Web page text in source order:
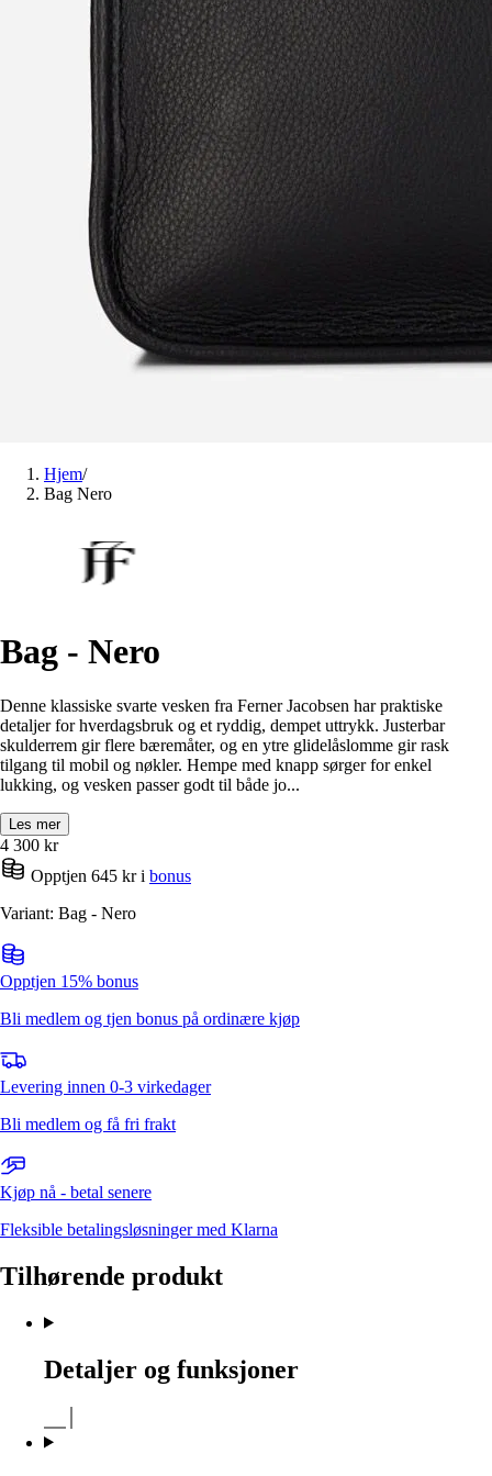
Hjem/
Bag Nero
Bag - Nero
Denne klassiske svarte vesken fra Ferner Jacobsen har praktiske
detaljer for hverdagsbruk og et ryddig, dempet uttrykk. Justerbar
skulderrem gir flere bæremåter, og en ytre glidelåslomme gir rask
tilgang til mobil og nøkler. Hempe med knapp sørger for enkel
lukking, og vesken passer godt til både jo...
Les mer
4 300 kr
Opptjen 645 kr i bonus
Variant: Bag - Nero
Opptjen 15% bonus
Bli medlem og tjen bonus på ordinære kjøp
Levering innen 0-3 virkedager
Bli medlem og få fri frakt
Kjøp nå - betal senere
Fleksible betalingsløsninger med Klarna
Tilhørende produkt
Detaljer og funksjoner